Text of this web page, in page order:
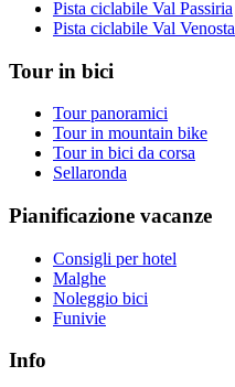
Pista ciclabile Val Passiria
Pista ciclabile Val Venosta
Tour in bici
Tour panoramici
Tour in mountain bike
Tour in bici da corsa
Sellaronda
Pianificazione vacanze
Consigli per hotel
Malghe
Noleggio bici
Funivie
Info